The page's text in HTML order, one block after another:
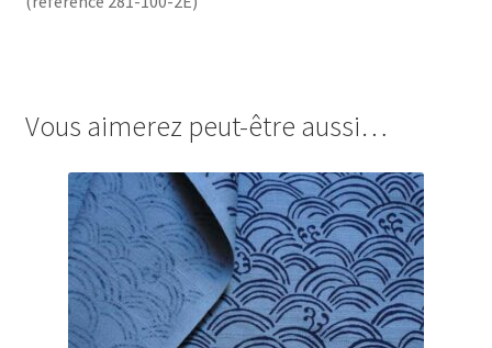
Vous aimerez peut-être aussi…